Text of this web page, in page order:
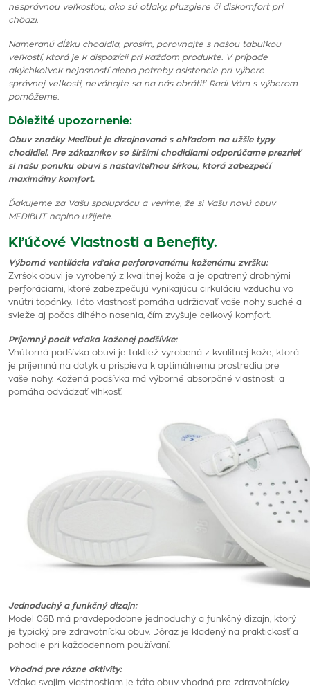
nesprávnou veľkosťou, ako sú otlaky, pľuzgiere či diskomfort pri
chôdzi.
Nameranú dĺžku chodidla, prosím, porovnajte s našou tabuľkou
veľkostí, ktorá je k dispozícii pri každom produkte. V prípade
akýchkoľvek nejasností alebo potreby asistencie pri výbere
správnej veľkosti, neváhajte sa na nás obrátiť. Radi Vám s výberom
pomôžeme.
Dôležité upozornenie:
Obuv značky Medibut je dizajnovaná s ohľadom na užšie typy
chodidiel. Pre zákazníkov so širšími chodidlami odporúčame prezrieť
si našu ponuku obuvi s nastaviteľnou šírkou, ktorá zabezpečí
maximálny komfort.
Ďakujeme za Vašu spoluprácu a veríme, že si Vašu novú obuv
MEDIBUT naplno užijete.
Kľúčové Vlastnosti a Benefity.
Výborná ventilácia vďaka perforovanému koženému zvršku:
Zvršok obuvi je vyrobený z kvalitnej kože a je opatrený drobnými
perforáciami, ktoré zabezpečujú vynikajúcu cirkuláciu vzduchu vo
vnútri topánky. Táto vlastnosť pomáha udržiavať vaše nohy suché a
svieže aj počas dlhého nosenia, čím zvyšuje celkový komfort.
Príjemný pocit vďaka koženej podšívke:
Vnútorná podšívka obuvi je taktiež vyrobená z kvalitnej kože, ktorá
je príjemná na dotyk a prispieva k optimálnemu prostrediu pre
vaše nohy. Kožená podšívka má výborné absorpčné vlastnosti a
pomáha odvádzať vlhkosť.
Jednoduchý a funkčný dizajn:
Model 06B má pravdepodobne jednoduchý a funkčný dizajn, ktorý
je typický pre zdravotnícku obuv. Dôraz je kladený na praktickosť a
pohodlie pri každodennom používaní.
Vhodná pre rôzne aktivity:
Vďaka svojim vlastnostiam je táto obuv vhodná pre zdravotnícky